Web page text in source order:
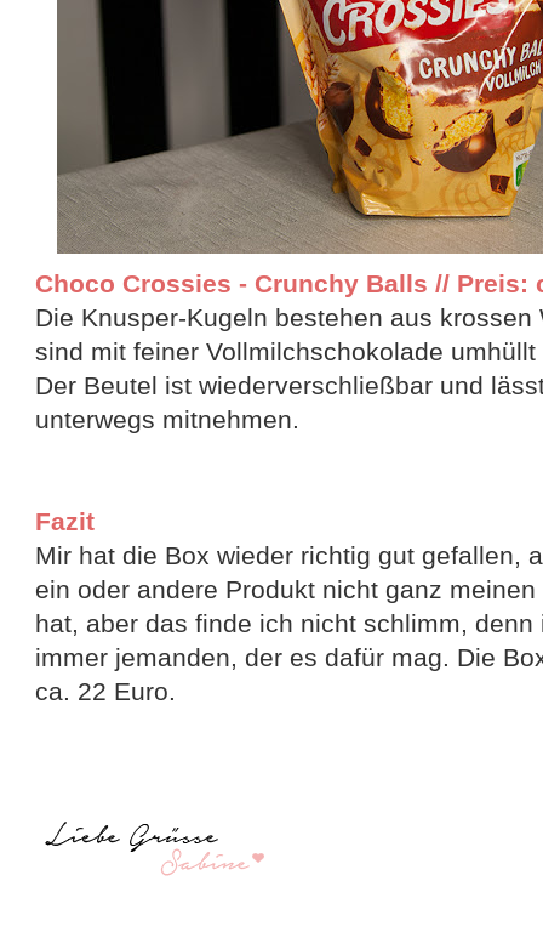
Choco Crossies - Crunchy Balls // Preis:
Die Knusper-Kugeln bestehen aus
sind mit feiner Vollmilchschokolade
Der Beutel ist wiederverschließbar und
unterwegs mitnehmen.
Fazit
Mir hat die Box wieder richtig gut gefallen,
ein oder andere Produkt nicht ganz
hat, aber das finde ich nicht schlimm,
immer jemanden, der es dafür mag. Die
ca. 22 Euro.